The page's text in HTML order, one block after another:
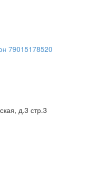
д.3 стр.3